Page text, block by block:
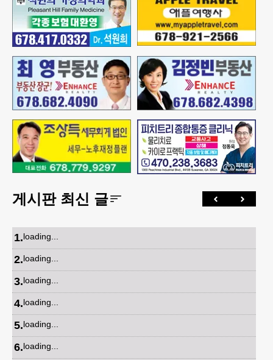
게시판 최신 글
1.loading...
2.loading...
3.loading...
4.loading...
5.loading...
6.loading...